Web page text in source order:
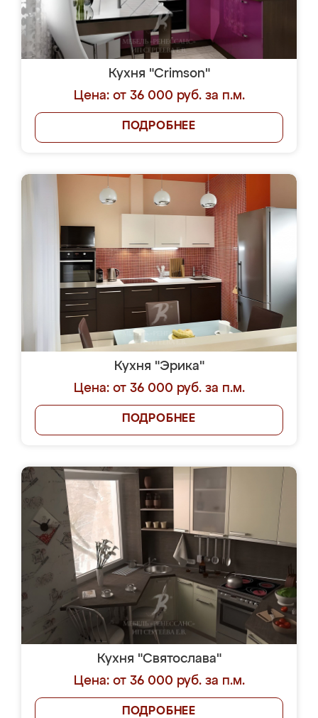
Кухня "Crimson"
Цена: от 36 000 руб. за п.м.
ПОДРОБНЕЕ
Кухня "Эрика"
Цена: от 36 000 руб. за п.м.
ПОДРОБНЕЕ
Кухня "Святослава"
Цена: от 36 000 руб. за п.м.
ПОДРОБНЕЕ